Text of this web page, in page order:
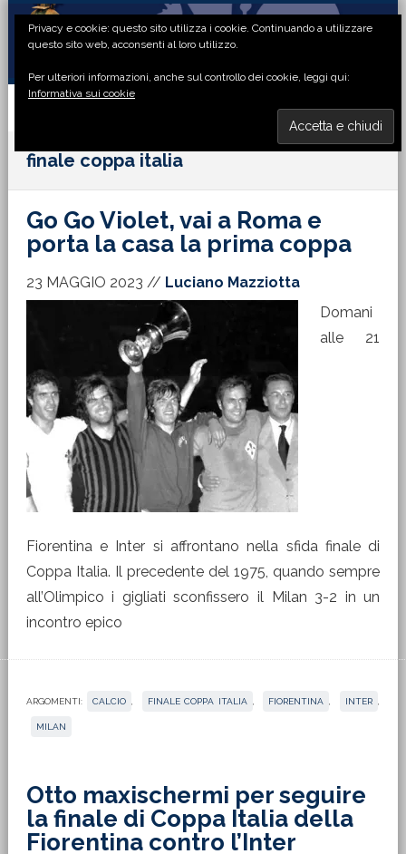
Passa
primaria
Passa
principale
Passa
laterale
Passa
di
finale coppa italia
Go Go Violet, vai a Roma e
porta la casa la prima coppa
23 MAGGIO 2023 // Luciano Mazziotta
Domani
alle 21
Fiorentina e Inter si affrontano nella sfida finale di
Coppa Italia. Il precedente del 1975, quando sempre
all’Olimpico i gigliati sconfissero il Milan 3-2 in un
incontro epico
ARGOMENTI: CALCIO FINALE COPPA ITALIA FIORENTINA INTER
MILAN
Otto maxischermi per seguire
la finale di Coppa Italia della
Fiorentina contro l’Inter
Privacy e cookie: questo sito utilizza i cookie. Continuando a utilizzare
questo sito web, acconsenti al loro utilizzo.
Per ulteriori informazioni, anche sul controllo dei cookie, leggi qui:
Informativa sui cookie